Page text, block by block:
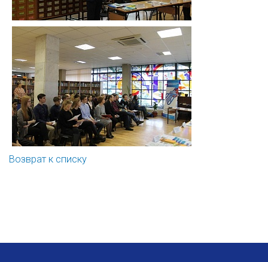
Возврат к списку